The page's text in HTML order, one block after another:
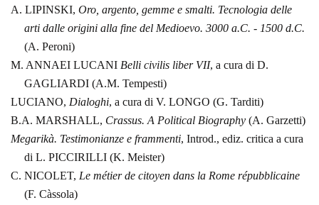
A. LIPINSKI, Oro, argento, gemme e smalti. Tecnologia delle
arti dalle origini alla fine delMedioevo. 3000 a.C. - 1500 d.C.
(A. Peroni)
M. ANNAEI LUCANI Belli civilis liber VII, a cura di D.
GAGLIARDI (A.M. Tempesti)
LUCIANO, Dialoghi, a cura di V. LONGO (G. Tarditi)
B.A. MARSHALL, Crassus. A Political Biography (A. Garzetti)
Megarikà. Testimonianze e frammenti, Introd., ediz. critica a cura
di L. PICCIRILLI (K. Meister)
C. NICOLET, Le métierde citoyen dans la Rome répubblicaine
(F. Càssola)